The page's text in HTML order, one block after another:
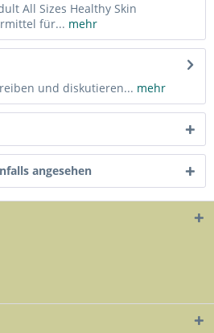
All Sizes Healthy Skin
für... mehr
und diskutieren... mehr
angesehen